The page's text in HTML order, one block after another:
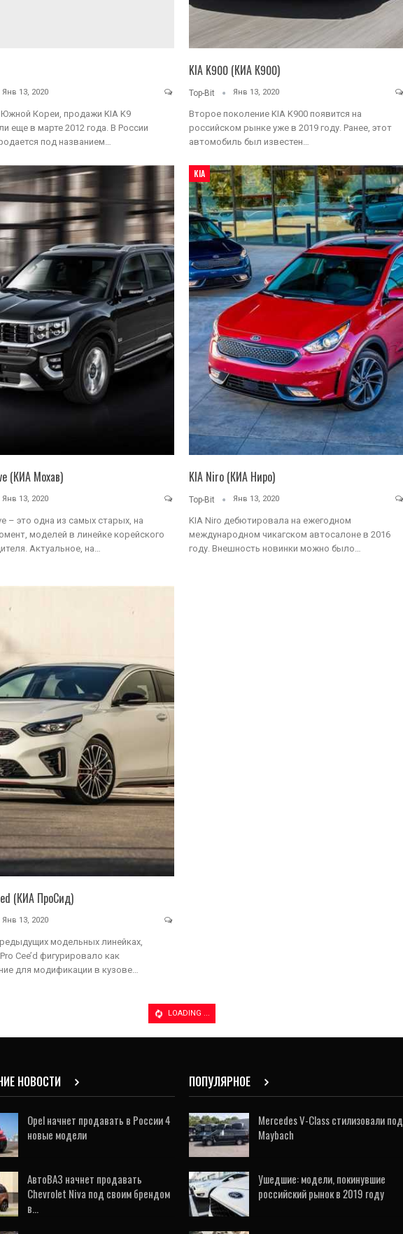
Янв 13, 2020
Кореи, продажи KIA K9
еще в марте 2012 года. В России
под названием…
KIA K900 (КИА К900)
Top-Bit Янв 13, 2020
Второе поколение KIA K900 появится на
российском рынке уже в 2019 году. Ранее, этот
автомобиль был известен…
(КИА Мохав)
Янв 13, 2020
– это одна из самых старых, на
моделей в линейке корейского
Актуальное, на…
KIA
KIA Niro (КИА Ниро)
Top-Bit Янв 13, 2020
KIA Niro дебютировала на ежегодном
международном чикагском автосалоне в 2016
году. Внешность новинки можно было…
(КИА ПроСид)
Янв 13, 2020
модельных линейках,
Cee’d фигурировало как
для модификации в кузове…
LOADING ...
НОВОСТИ
Opel начнет продавать в России 4
новые модели
АвтоВАЗ начнет продавать
Chevrolet Niva под своим брендом
в…
ПОПУЛЯРНОЕ
Mercedes V-Class стилизовали под
Maybach
Ушедшие: модели, покинувшие
российский рынок в 2019 году